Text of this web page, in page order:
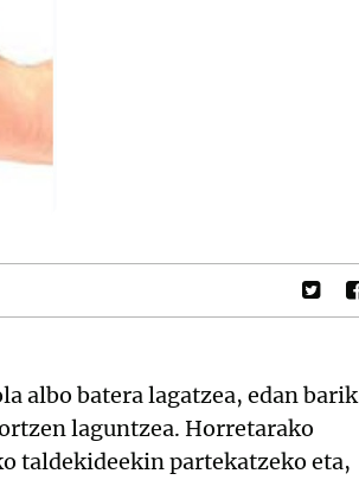
albo batera lagatzea, edan barik
laguntzea. Horretarako
taldekideekin partekatzeko eta,